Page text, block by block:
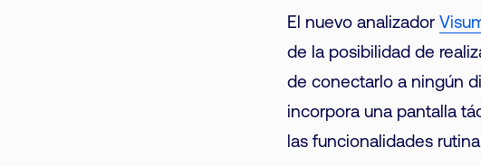
El nuevo analizador
de la posibilidad de
de conectarlo a ningún
incorpora una pantalla
las funcionalidades